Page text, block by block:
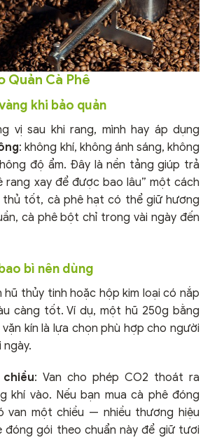
Quản Cà Phê
khi bảo quản
vị sau khi rang, mình hay áp dụng
: không khí, không ánh sáng, không
độ ẩm. Đây là nền tảng giúp trả
rang xay để được bao lâu” một cách
tốt, cà phê hạt có thể giữ hương
cà phê bột chỉ trong vài ngày đến
bì nên dùng
hũ thủy tinh hoặc hộp kim loại có nắp
càng tốt. Ví dụ, một hũ 250g bằng
kín là lựa chọn phù hợp cho người
ngày.
: Van cho phép CO2 thoát ra
khí vào. Nếu bạn mua cà phê đóng
van một chiều — nhiều thương hiệu
đóng gói theo chuẩn này để giữ tươi